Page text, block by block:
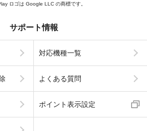
ロゴは Google LLC の商標です。
サポート情報
対応機種一覧
よくある質問
ポイント表示設定